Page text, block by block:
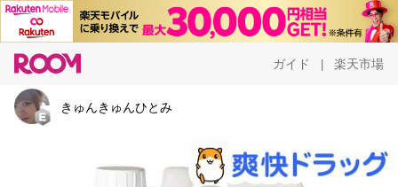
ガイド 楽天市場
きゅんきゅんひとみ